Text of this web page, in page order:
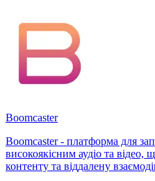
Boomcaster
Boomcaster - платформа для
високоякісним аудіо та
контенту та віддалену